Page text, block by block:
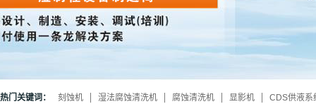
热门关键词： 刻蚀机 湿法腐蚀清洗机 腐蚀清洗机 显影机 CDS供液系